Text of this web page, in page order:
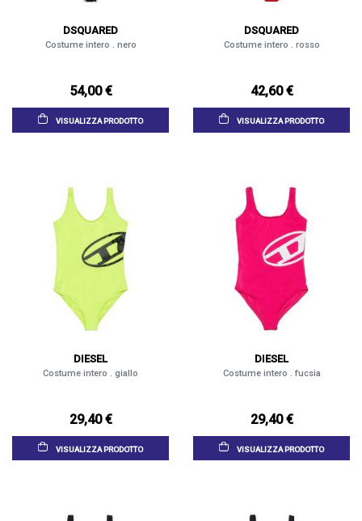
DSQUARED
Costume intero . nero
54,00 €
VISUALIZZA PRODOTTO
DSQUARED
Costume intero . rosso
42,60 €
VISUALIZZA PRODOTTO
DIESEL
Costume intero . giallo
29,40 €
VISUALIZZA PRODOTTO
DIESEL
Costume intero . fucsia
29,40 €
VISUALIZZA PRODOTTO